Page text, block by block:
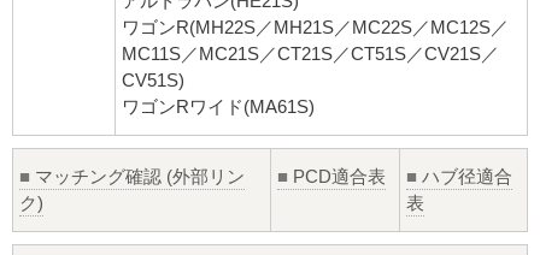
ワゴンR(MH22S／MH21S／MC22S／MC12S／
MC11S／MC21S／CT21S／CT51S／CV21S／
CV51S)
ワゴンRワイド(MA61S)
■ マッチング確認 (外部リン
ク)
■ PCD適合表 ■ ハブ径適合
表